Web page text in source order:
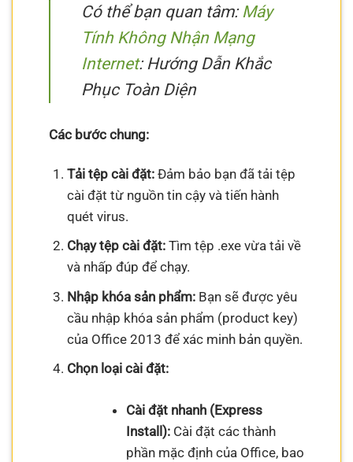
Có thể bạn quan tâm:Máy
Tính Không Nhận Mạng
Internet: Hướng Dẫn Khắc
Phục Toàn Diện
Các bước chung:
Tải tệp cài đặt:Đảm bảo bạn đã tải tệp
cài đặt từ nguồn tin cậy và tiến hành
quét virus.
Chạy tệp cài đặt:Tìm tệp .exe vừa tải về
và nhấp đúp để chạy.
Nhập khóa sản phẩm:Bạn sẽ được yêu
cầu nhập khóa sản phẩm (product key)
của Office 2013 để xác minh bản quyền.
Chọn loại cài đặt:
Cài đặt nhanh (Express
Install):Cài đặt các thành
phần mặc định của Office, bao